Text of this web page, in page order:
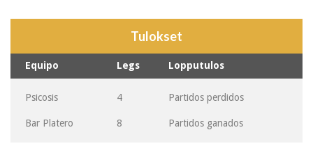
Tulokset
Equipo Legs Lopputulos
Psicosis 4 Partidos perdidos
Bar Platero 8 Partidos ganados